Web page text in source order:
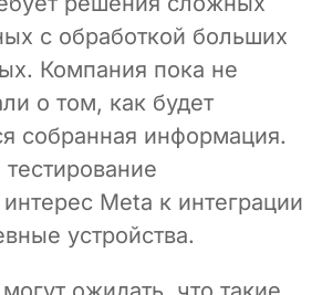
с обработкой больших
Компания пока не
о том, как будет
собранная информация.
Meta к интеграции
устройства.